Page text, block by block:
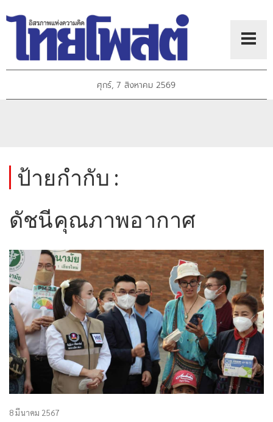
ศุกร์, 7 สิงหาคม 2569
ป้ายกำกับ :
ดัชนีคุณภาพอากาศ
8 มีนาคม 2567